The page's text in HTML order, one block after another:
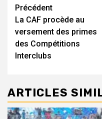
Navigation
d’article
Précédent
La CAF procède au
versement des primes
des Compétitions
Interclubs
ARTICLES